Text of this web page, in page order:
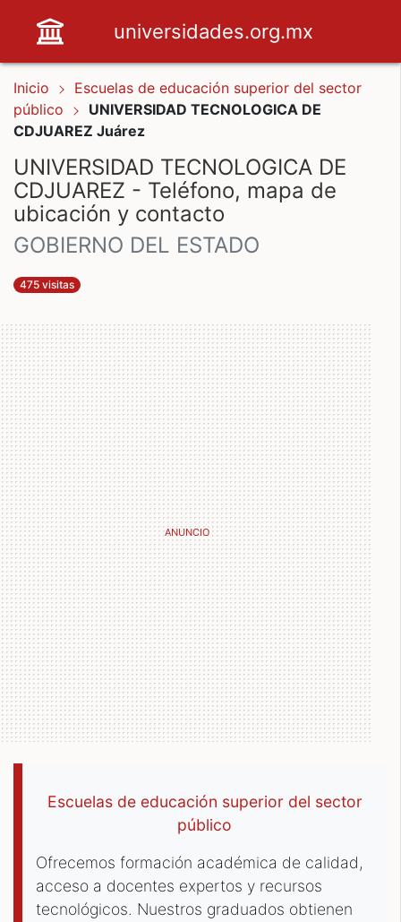
universidades.org.mx
Inicio
Escuelas de educación superior del sector
público
UNIVERSIDAD TECNOLOGICA DE
CDJUAREZ Juárez
UNIVERSIDAD TECNOLOGICA DE
CDJUAREZ - Teléfono, mapa de
ubicación y contacto
GOBIERNO DEL ESTADO
475 visitas
Escuelas de educación superior del sector
público
Ofrecemos formación académica de calidad,
acceso a docentes expertos y recursos
tecnológicos. Nuestros graduados obtienen